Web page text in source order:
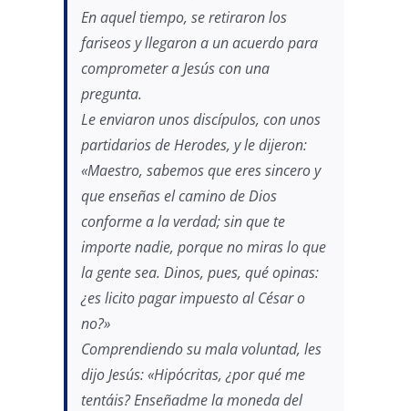
En aquel tiempo, se retiraron los
fariseos y llegaron a un acuerdo para
comprometer a Jesús con una
pregunta.
Le enviaron unos discípulos, con unos
partidarios de Herodes, y le dijeron:
«Maestro, sabemos que eres sincero y
que enseñas el camino de Dios
conforme a la verdad; sin que te
importe nadie, porque no miras lo que
la gente sea. Dinos, pues, qué opinas:
¿es licito pagar impuesto al César o
no?»
Comprendiendo su mala voluntad, les
dijo Jesús: «Hipócritas, ¿por qué me
tentáis? Enseñadme la moneda del